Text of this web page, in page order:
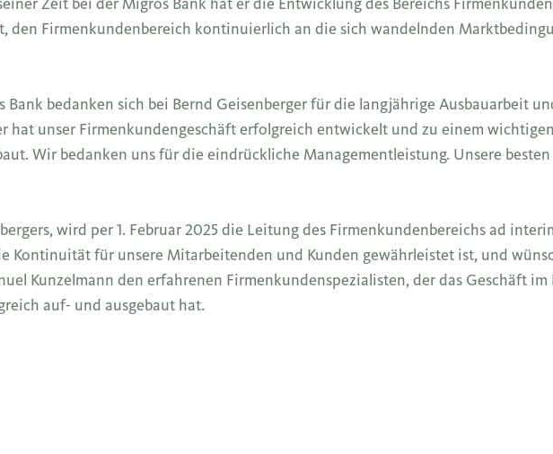
den Firmenkundenbereich kontinuierlich an die sich wandelnden
bedanken sich bei Bernd Geisenberger für die langjährige Ausbauarbeit
hat unser Firmenkundengeschäft erfolgreich entwickelt und zu einem
Wir bedanken uns für die eindrückliche Managementleistung. Unsere besten
wird per 1. Februar 2025 die Leitung des Firmenkundenbereichs ad
Kontinuität für unsere Mitarbeitenden und Kunden gewährleistet ist, und
Kunzelmann den erfahrenen Firmenkundenspezialisten, der das Geschäft im
auf- und ausgebaut hat.